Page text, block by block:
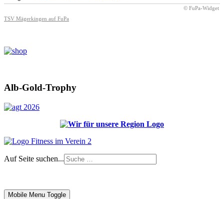
© FuPa-Widget
TSV Mägerkingen auf FuPa
Alb-Gold-Trophy
Auf Seite suchen...
Mobile Menu Toggle